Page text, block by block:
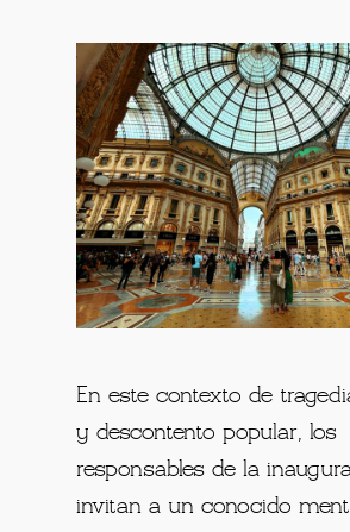
En este contexto de
y descontento popular, los
responsables de la
invitan a un conocido